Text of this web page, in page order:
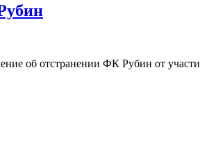
об отстранении ФК Рубин от